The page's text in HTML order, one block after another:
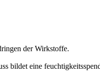
der Wirkstoffe.
bildet eine